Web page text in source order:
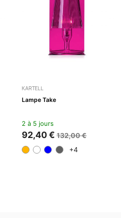
KARTELL
Lampe Take
2 à 5 jours
92,40 € 132,00 €
+4